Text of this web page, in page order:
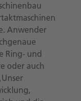
Anwender
Ring- und
oder auch